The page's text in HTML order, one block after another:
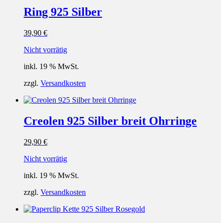
Ring 925 Silber
39,90 €
Nicht vorrätig
inkl. 19 % MwSt.
zzgl. Versandkosten
Creolen 925 Silber breit Ohrringe
29,90 €
Nicht vorrätig
inkl. 19 % MwSt.
zzgl. Versandkosten